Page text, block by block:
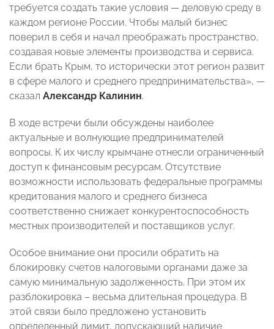
требуется создать такие условия — деловую среду в
каждом регионе России. Чтобы малый бизнес
поверил в себя и начал преображать пространство,
создавая новые элементы производства и сервиса.
Если брать Крым, то исторически этот регион развит
в сфере малого и среднего предпринимательства», —
сказал Александр Калинин.
В ходе встречи были обсуждены наиболее
актуальные и волнующие предпринимателей
вопросы. К их числу крымчане отнесли ограниченный
доступ к финансовым ресурсам. Отсутствие
возможности использовать федеральные программы
кредитования малого и среднего бизнеса
соответственно снижает конкурентоспособность
местных производителей и поставщиков услуг.
Особое внимание они просили обратить на
блокировку счетов налоговыми органами даже за
самую минимальную задолженность. При этом их
разблокировка – весьма длительная процедура. В
этой связи было предложено установить
определенный лимит, допускающий наличие